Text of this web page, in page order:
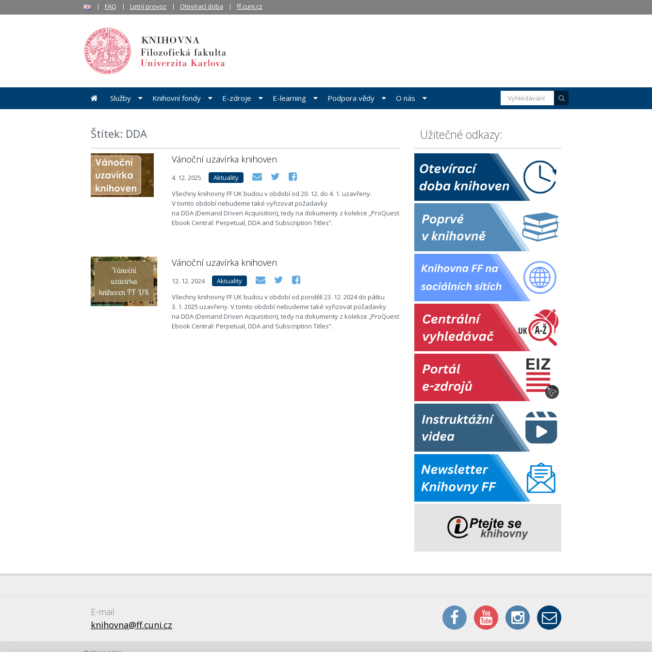
Štítek: DDA
Vánoční uzavírka knihoven
4. 12. 2025
Aktuality
Všechny knihovny FF UK budou v období od 20. 12. do 4. 1. uzavřeny.
V tomto období nebudeme také vyřizovat požadavky
na DDA (Demand Driven Acquisition), tedy na dokumenty z kolekce „ProQuest
Ebook Central: Perpetual, DDA and Subscription Titles”.
Vánoční uzavírka knihoven
12. 12. 2024
Aktuality
Všechny knihovny FF UK budou v období od pondělí 23. 12. 2024 do pátku
3. 1. 2025 uzavřeny. V tomto období nebudeme také vyřizovat požadavky
na DDA (Demand Driven Acquisition), tedy na dokumenty z kolekce „ProQuest
Ebook Central: Perpetual, DDA and Subscription Titles”.
Užitečné odkazy:
Služby Knihovní fondy E-zdroje E-learning Podpora vědy O nás
FAQ Letní provoz Otevírací doba ff.cuni.cz
E-mail
knihovna@ff.cuni.cz